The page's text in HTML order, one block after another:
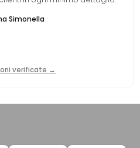
Simonella
verificate →